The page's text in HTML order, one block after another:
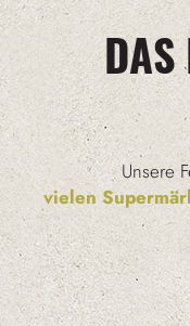
DAS
Unsere
vielen